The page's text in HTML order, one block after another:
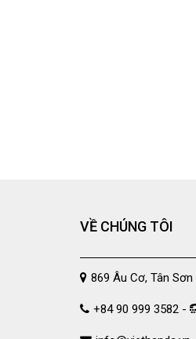
VỀ CHÚNG TÔI
869 Âu Cơ, Tân Sơn
+84 90 999 3582 -